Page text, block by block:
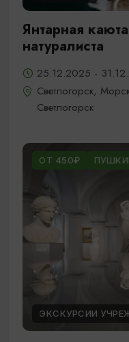
Янтарная
натуралиста
25.12.2025 -
Светлогорск,
Светлогорск
ОТ 450₽
ЭКСКУРСИИ